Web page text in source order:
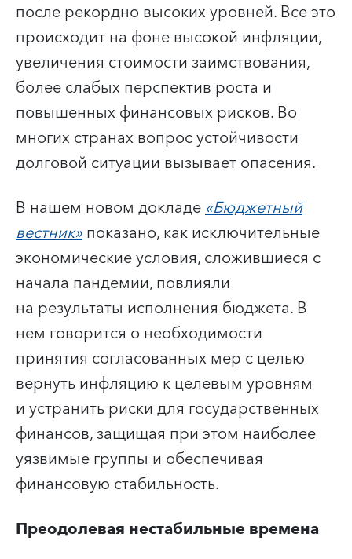
после рекордно высоких уровней. Все это
происходит на фоне высокой инфляции,
увеличения стоимости заимствования,
более слабых перспектив роста и
повышенных финансовых рисков. Во
многих странах вопрос устойчивости
долговой ситуации вызывает опасения.
В нашем новом докладе«Бюджетный
вестник»показано, как исключительные
экономические условия, сложившиеся с
начала пандемии, повлияли
на результаты исполнения бюджета. В
нем говорится о необходимости
принятия согласованных мер с целью
вернуть инфляцию к целевым уровням
и устранить риски для государственных
финансов, защищая при этом наиболее
уязвимые группы и обеспечивая
финансовую стабильность.
Преодолевая нестабильные времена